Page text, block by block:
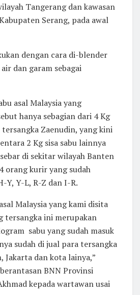
Tangerang dan kawasan
Serang, pada awal
dengan cara di-blender
dan garam sebagai
asal Malaysia yang
hanya sebagian dari 4 Kg
Zaenudin, yang kini
2 Kg sisa sabu lainnya
di sekitar wilayah Banten
orang kurir yang sudah
Y, Y-L, R-Z dan I-R.
Malaysia yang kami disita
tersangka ini merupakan
sabu yang sudah masuk
sudah di jual para tersangka
Jakarta dan kota lainya,”
BNN Provinsi
kepada wartawan usai